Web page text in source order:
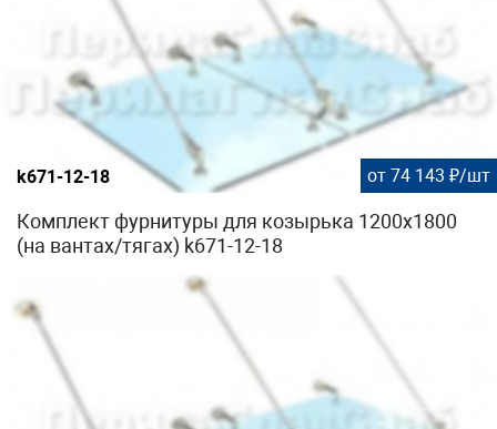
k671-12-18 от 74 143 ₽/шт
Комплект фурнитуры для козырька 1200х1800
(на вантах/тягах) k671-12-18